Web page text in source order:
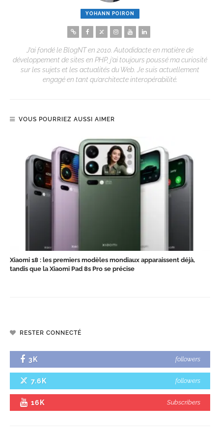
YOHANN POIRON
J’ai fondé le BlogNT en 2010. Autodidacte en matière de
développement de sites en PHP, j’ai toujours poussé ma curiosité
sur les sujets et les actualités du Web. Je suis actuellement
engagé en tant qu’architecte interopérabilité.
VOUS POURRIEZ AUSSI AIMER
Xiaomi 18 : les premiers modèles mondiaux apparaissent déjà,
tandis que la Xiaomi Pad 8s Pro se précise
RESTER CONNECTÉ
3K followers
7.6K followers
16K Subscribers